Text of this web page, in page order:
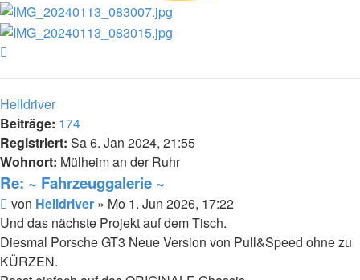
Helldriver
Beiträge: 174
Registriert: Sa 6. Jan 2024, 21:55
Wohnort: Mülheim an der Ruhr
Re: ~ Fahrzeuggalerie ~
Beitrag
von Helldriver » Mo 1. Jun 2026, 17:22
Und das nächste Projekt auf dem Tisch.
Diesmal Porsche GT3 Neue Version von Pull&Speed ohne zu
KÜRZEN.